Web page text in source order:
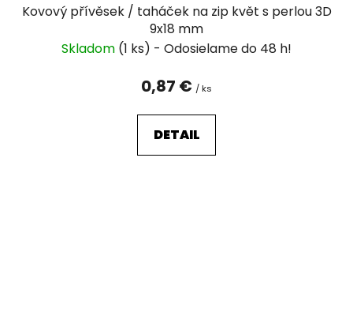
Kovový přívěsek / taháček na zip květ s perlou 3D
9x18 mm
Skladom (1 ks)
0,87 € / ks
DETAIL